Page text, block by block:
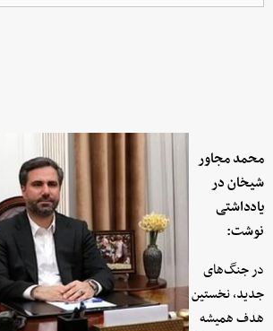
محمد مجاور
شیخان در
یادداشتی
نوشت:
در جنگ‌های
جدید، نخستین
هدف همیشه